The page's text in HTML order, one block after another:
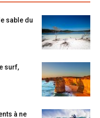
sable du
surf,
à ne